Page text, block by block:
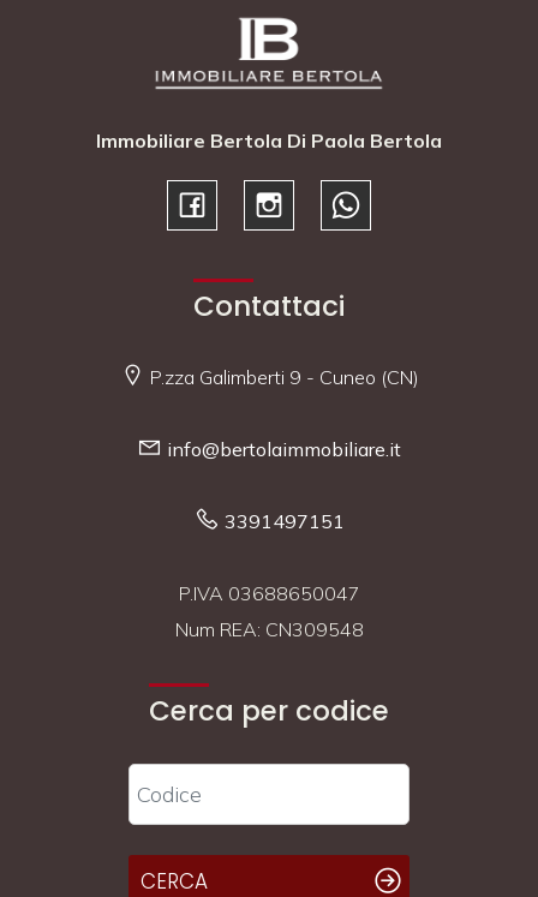
Immobiliare Bertola Di Paola Bertola
Contattaci
P.zza Galimberti 9 - Cuneo (CN)
info@bertolaimmobiliare.it
3391497151
P.IVA 03688650047
Num REA: CN309548
Cerca per codice
CERCA